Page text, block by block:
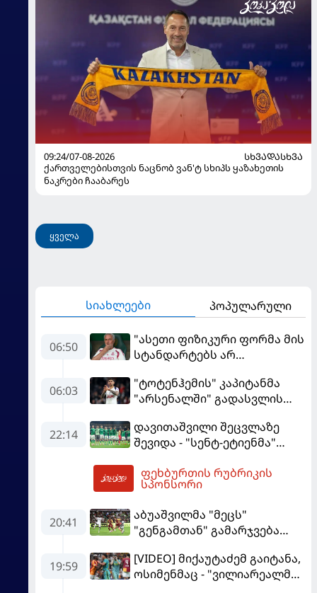
09:24/07-08-2026
ᲡᲮᲕᲐᲓᲐᲡᲮᲕᲐ
ქართველებისთვის ნაცნობ ვან'ტ სხიპს ყაზახეთის
ნაკრები ჩააბარეს
ყველა
სიახლეები პოპულარული
06:50
"ასეთი ფიზიკური ფორმა მის
სტანდარტებს არ
"რეალის" ახალწვეული
გააკრიტიკა
06:03
"ტოტენჰემის" კაპიტანმა
"არსენალში" გადასვლის
22:14
დავითაშვილი შეცვლაზე
შევიდა - "სენტ-ეტიენმა"
ფეხბურთის რუბრიკის
სპონსორი
20:41
აბუაშვილმა "მეცს"
"გენგამთან" გამარჯვება
19:59
[VIDEO] მიქაუტაძემ გაიტანა,
ოსიმენმაც - "ვილიარეალმა"